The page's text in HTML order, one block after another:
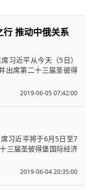
行 推动中俄关系
习近平从今天（5日）
出席第二十三届圣彼得
2019-06-05 07:42:00
习近平将于6月5日至7
三届圣彼得堡国际经济
2019-06-04 20:35:00